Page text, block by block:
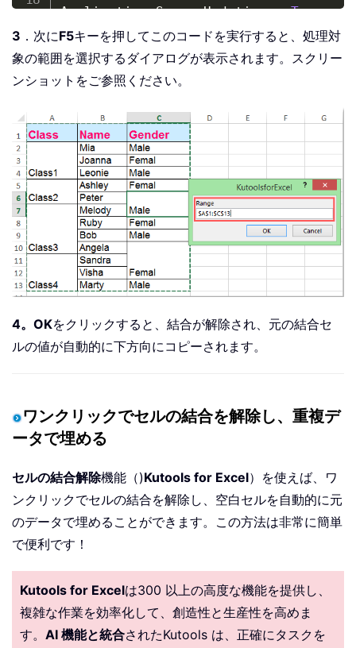
Application.ScreenUpdating = True
End
Sub
3 ．次にF5キーを押してこのコードを実行すると、処理対
象の範囲を選択するダイアログが表示されます。スクリー
ンショットをご参照ください。
4。 OKをクリックすると、結合が解除され、元の結合セ
ルの値が自動的に下方向にコピーされます。
ワンクリックでセルの結合を解除し、重複デ
ータで埋める
セルの結合解除機能（)Kutools for Excel）を使えば、ワ
ンクリックでセルの結合を解除し、空白セルを自動的に元
のデータで埋めることができます。この方法は非常に簡単
で便利です！
Kutools for Excelは300 以上の高度な機能を提供し、
複雑な作業を効率化して、創造性と生産性を高めま
す。 AI 機能と統合されたKutools は、正確にタスクを